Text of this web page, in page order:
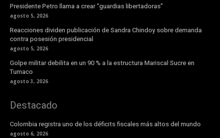
Presidente Petro llama a crear “guardias libertadoras”
agosto 5, 2026
Reacciones dividen publicación de Sandra Chindoy sobre demanda
contra posesión presidencial
agosto 5, 2026
Golpe militar debilita en un 90 % a la estructura Mariscal Sucre en
Tumaco
agosto 3, 2026
Destacado
Colombia registra uno de los déficits fiscales más altos del mundo
agosto 6, 2026